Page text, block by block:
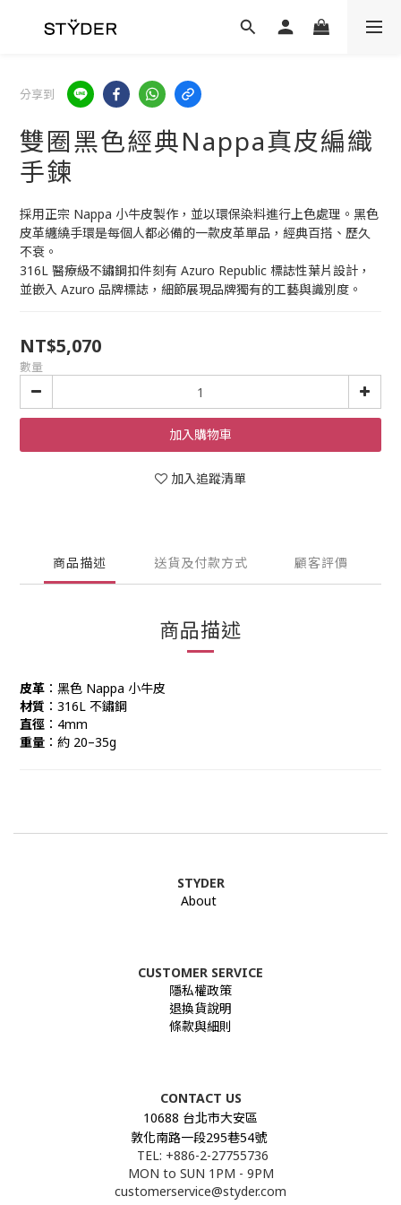
分享到
雙圈黑色經典Nappa真皮編織
手鍊
採用正宗 Nappa 小牛皮製作，並以環保染料進行上色處理。黑色
皮革纏繞手環是每個人都必備的一款皮革單品，經典百搭、歷久
不衰。
316L 醫療級不鏽鋼扣件刻有 Azuro Republic 標誌性葉片設計，
並嵌入 Azuro 品牌標誌，細節展現品牌獨有的工藝與識別度。
NT$5,070
數量
加入購物車
加入追蹤清單
商品描述 送貨及付款方式 顧客評價
商品描述
皮革 ：黑色 Nappa 小牛皮
材質 ：316L 不鏽鋼
直徑 ：4mm
重量 ：約 20–35g
STYDER
About
CUSTOMER SERVICE
隱私權政策
退換貨說明
條款與細則
CONTACT US
10688 台北市大安區
敦化南路一段295巷54號
TEL: +886-2-27755736
MON to SUN 1PM - 9PM
customerservice@styder.com